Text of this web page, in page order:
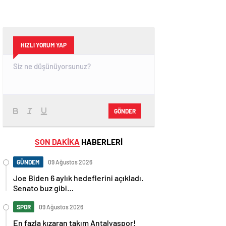
HIZLI YORUM YAP
GÖNDER
SON DAKİKA HABERLERİ
GÜNDEM 09 Ağustos 2026
Joe Biden 6 aylık hedeflerini açıkladı.
Senato buz gibi…
SPOR 09 Ağustos 2026
En fazla kızaran takım Antalyaspor!